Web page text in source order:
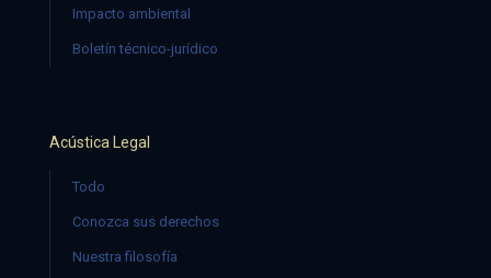
Impacto ambiental
Boletín técnico-jurídico
Acústica Legal
Todo
Conozca sus derechos
Nuestra filosofía